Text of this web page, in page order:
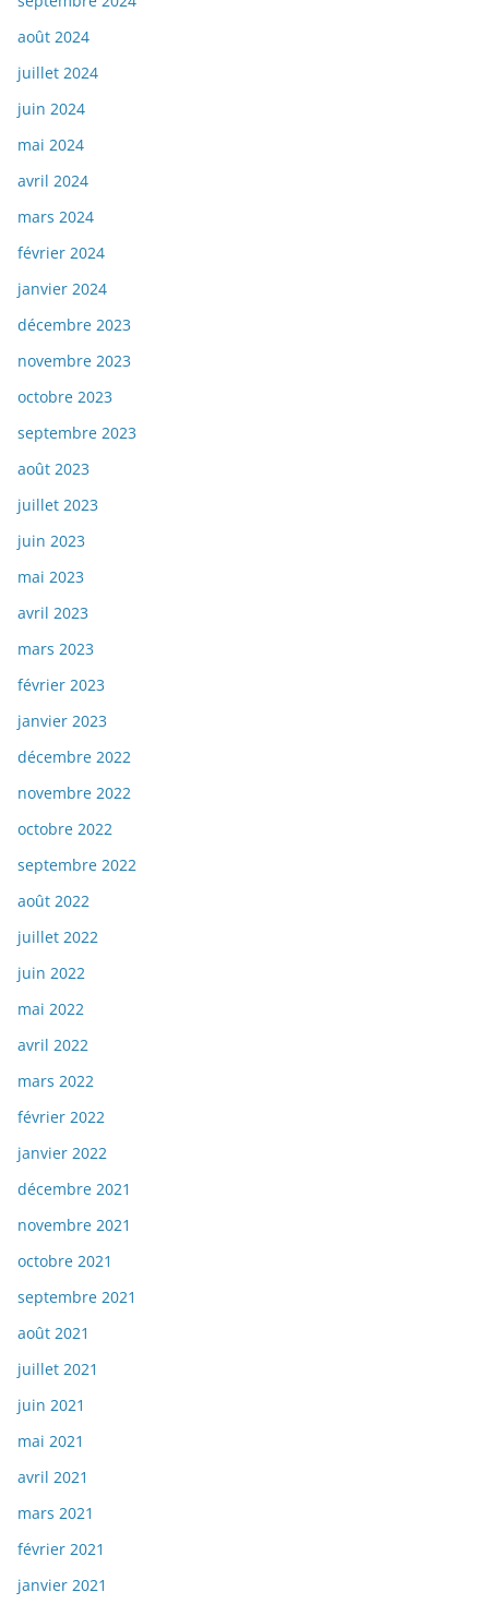
août 2024
juillet 2024
juin 2024
mai 2024
avril 2024
mars 2024
février 2024
janvier 2024
décembre 2023
novembre 2023
octobre 2023
septembre 2023
août 2023
juillet 2023
juin 2023
mai 2023
avril 2023
mars 2023
février 2023
janvier 2023
décembre 2022
novembre 2022
octobre 2022
septembre 2022
août 2022
juillet 2022
juin 2022
mai 2022
avril 2022
mars 2022
février 2022
janvier 2022
décembre 2021
novembre 2021
octobre 2021
septembre 2021
août 2021
juillet 2021
juin 2021
mai 2021
avril 2021
mars 2021
février 2021
janvier 2021